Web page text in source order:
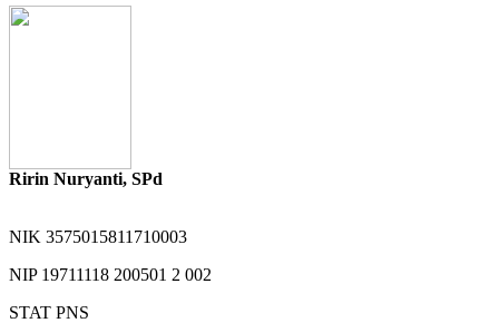
Ririn Nuryanti, SPd
NIK 3575015811710003
NIP 19711118 200501 2 002
STAT PNS